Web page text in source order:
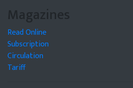
Magazines
Read Online
Subscription
Circulation
Tariff